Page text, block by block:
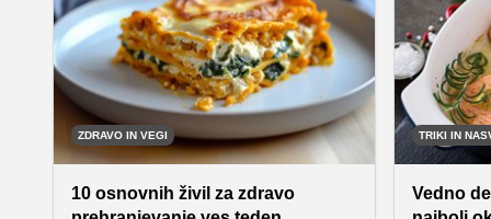
ravnovesje. Predstavljamo vam jedi,
s katerimi bo prehod v bolj lahkotno
prehrano prijeten in predvsem
prijazen do prebave.
nakupov
lahko iz
nastane
vas bo
ZDRAVO IN VEGI
10 osnovnih živil za zdravo
TRIKI IN
Vedno